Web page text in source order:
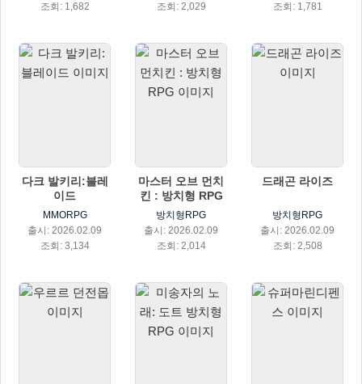
조회: 1,682
조회: 2,029
조회: 1,781
다크 발키리:블레
이드
MMORPG
출시: 2026.02.09
조회: 3,134
마스터 오브 먼치
킨 : 방치형 RPG
방치형RPG
출시: 2026.02.09
조회: 2,014
드래곤 라이즈
방치형RPG
출시: 2026.02.09
조회: 2,508